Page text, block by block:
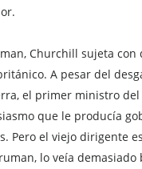
Churchill sujeta con
A pesar del
el primer ministro del
que le producía
Pero el viejo dirigente
lo veía demasiado